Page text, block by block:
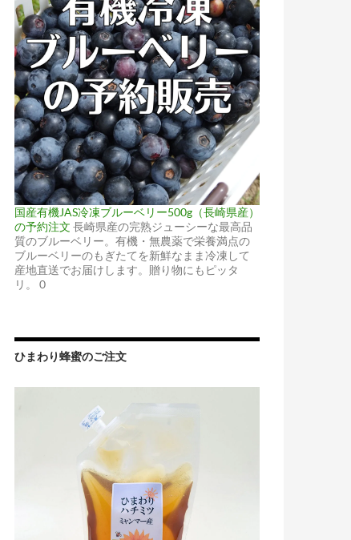
国産有機JAS冷凍ブルーベリー500g（長崎県産）
の予約注文 長崎県産の完熟ジューシーな最高品
質のブルーベリー。有機・無農薬で栄養満点の
ブルーベリーのもぎたてを新鮮なまま冷凍して
産地直送でお届けします。贈り物にもピッタ
リ。 0
ひまわり蜂蜜のご注文